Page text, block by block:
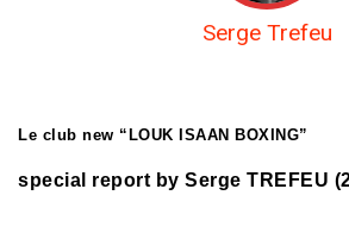
Serge Trefeu
Le club new “LOUK ISAAN BOXING”
special report by Serge TREFEU